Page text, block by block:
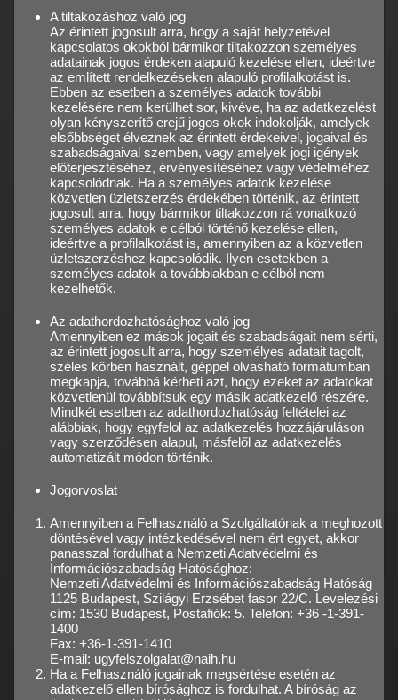
A tiltakozáshoz való jog
Az érintett jogosult arra, hogy a saját helyzetével
kapcsolatos okokból bármikor tiltakozzon személyes
adatainak jogos érdeken alapuló kezelése ellen, ideértve
az említett rendelkezéseken alapuló profilalkotást is.
Ebben az esetben a személyes adatok további
kezelésére nem kerülhet sor, kivéve, ha az adatkezelést
olyan kényszerítő erejű jogos okok indokolják, amelyek
elsőbbséget élveznek az érintett érdekeivel, jogaival és
szabadságaival szemben, vagy amelyek jogi igények
előterjesztéséhez, érvényesítéséhez vagy védelméhez
kapcsolódnak. Ha a személyes adatok kezelése
közvetlen üzletszerzés érdekében történik, az érintett
jogosult arra, hogy bármikor tiltakozzon rá vonatkozó
személyes adatok e célból történő kezelése ellen,
ideértve a profilalkotást is, amennyiben az a közvetlen
üzletszerzéshez kapcsolódik. Ilyen esetekben a
személyes adatok a továbbiakban e célból nem
kezelhetők.
Az adathordozhatósághoz való jog
Amennyiben ez mások jogait és szabadságait nem sérti,
az érintett jogosult arra, hogy személyes adatait tagolt,
széles körben használt, géppel olvasható formátumban
megkapja, továbbá kérheti azt, hogy ezeket az adatokat
közvetlenül továbbítsuk egy másik adatkezelő részére.
Mindkét esetben az adathordozhatóság feltételei az
alábbiak, hogy egyfelol az adatkezelés hozzájáruláson
vagy szerződésen alapul, másfelől az adatkezelés
automatizált módon történik.
Jogorvoslat
Amennyiben a Felhasználó a Szolgáltatónak a meghozott
döntésével vagy intézkedésével nem ért egyet, akkor
panasszal fordulhat a Nemzeti Adatvédelmi és
Információszabadság Hatósághoz:
Nemzeti Adatvédelmi és Információszabadság Hatóság
1125 Budapest, Szilágyi Erzsébet fasor 22/C. Levelezési
cím: 1530 Budapest, Postafiók: 5. Telefon: +36 -1-391-
1400
Fax: +36-1-391-1410
E-mail: ugyfelszolgalat@naih.hu
Ha a Felhasználó jogainak megsértése esetén az
adatkezelő ellen bírósághoz is fordulhat. A bíróság az